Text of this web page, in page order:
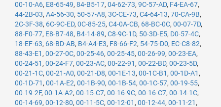
00-10-A6, E8-65-49, 84-B5-17, 04-62-73, 9C-57-AD, F4-EA-67,
44-2B-03, A4-56-30, 50-57-A8, 3C-CE-73, C4-64-13, 70-CA-9B,
2C-3F-38, 6C-9C-ED, 0C-85-25, C4-0A-CB, 68-BC-0C, 00-07-7D,
88-F0-77, E8-B7-48, B4-14-89, C8-9C-1D, 50-3D-E5, D0-57-4C,
18-EF-63, 68-BD-AB, B4-A4-E3, F8-66-F2, 54-75-D0, EC-C8-82,
88-43-E1 , 00-27-0C, 00-25-46, 00-25-45, 00-26-99, 00-23-EA,
00-24-51 , 00-24-F7, 00-23-AC, 00-22-91 , 00-22-BD, 00-23-5D,
00-21-1C, 00-21-A0, 00-21-D8, 00-1E-13, 00-1C-B1 , 00-1D-A1 ,
00-1D-71 , 00-1A-E2, 00-1B-90, 00-1B-54, 00-1C-57, 00-19-55,
00-19-2F, 00-1A-A2, 00-15-C7, 00-16-9C, 00-16-C7, 00-14-1C,
00-14-69, 00-12-80, 00-11-5C, 00-12-01 , 00-12-44, 00-11-21 ,